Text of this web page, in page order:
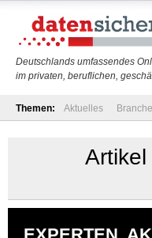
Deutschlands umfassendes
im privaten, beruflichen,
Themen: Aktuelles Branche
Artikel